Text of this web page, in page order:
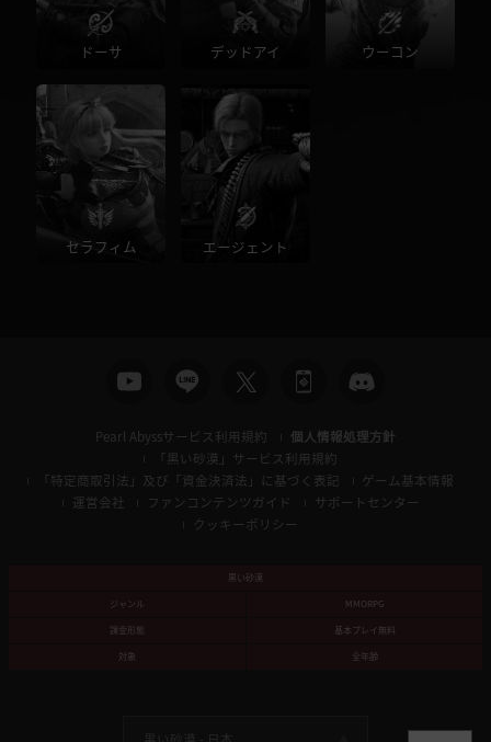
ドーサ デッドアイ ウーコン
セラフィム エージェント
Pearl Abyssサービス利用規約
個人情報処理方針
「黒い砂漠」サービス利用規約
「特定商取引法」及び「資金決済法」に基づく表記
ゲーム基本情報
運営会社
ファンコンテンツガイド
サポートセンター
クッキーポリシー
黒い砂漠
ジャンル
MMORPG
課金形態
基本プレイ無料
対象
全年齢